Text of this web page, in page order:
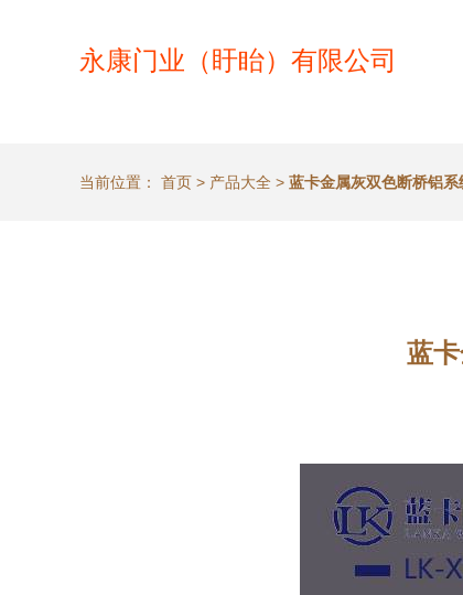
永康门业（盱眙）有限公司
当前位置： 首页 > 产品大全 > 蓝卡金属灰双色断桥铝
蓝